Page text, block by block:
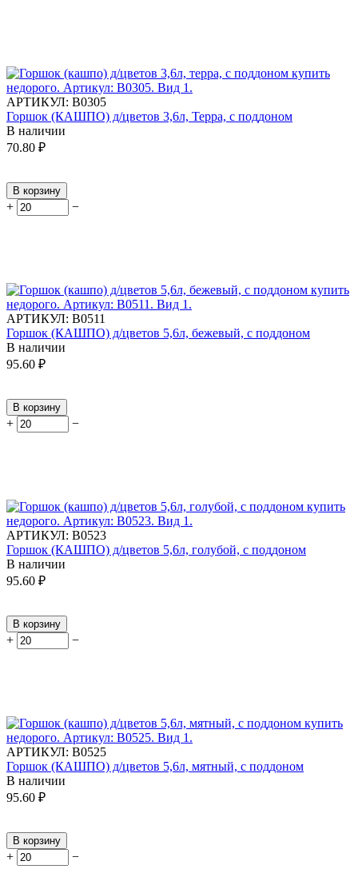
АРТИКУЛ: В0305
Горшок (КАШПО) д/цветов 3,6л, Терра, с поддоном
В наличии
70.80 ₽
В корзину
+ −
АРТИКУЛ: В0511
Горшок (КАШПО) д/цветов 5,6л, бежевый, с поддоном
В наличии
95.60 ₽
В корзину
+ −
АРТИКУЛ: В0523
Горшок (КАШПО) д/цветов 5,6л, голубой, с поддоном
В наличии
95.60 ₽
В корзину
+ −
АРТИКУЛ: В0525
Горшок (КАШПО) д/цветов 5,6л, мятный, с поддоном
В наличии
95.60 ₽
В корзину
+ −